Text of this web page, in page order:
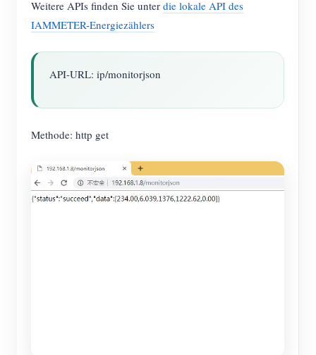
Weitere APIs finden Sie unter die lokale API des
IAMMETER-Energiezählers
API-URL: ip/monitorjson
Methode: http get